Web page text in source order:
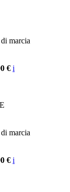
marcia
€ i
marcia
€ i